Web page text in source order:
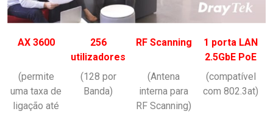
AX 3600
256
utilizadores
RF Scanning
1 porta LAN
2.5GbE PoE
(permite
uma taxa de
ligação até
(128 por
Banda)
(Antena
interna para
RF Scanning)
(compatível
com 802.3at)